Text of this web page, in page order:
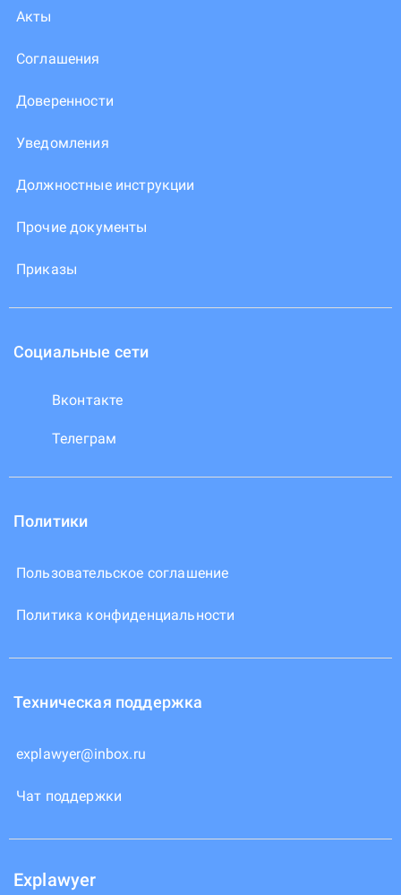
Акты
Соглашения
Доверенности
Уведомления
Должностные инструкции
Прочие документы
Приказы
Социальные сети
Вконтакте
Телеграм
Политики
Пользовательское соглашение
Политика конфиденциальности
Техническая поддержка
explawyer@inbox.ru
Чат поддержки
Explawyer